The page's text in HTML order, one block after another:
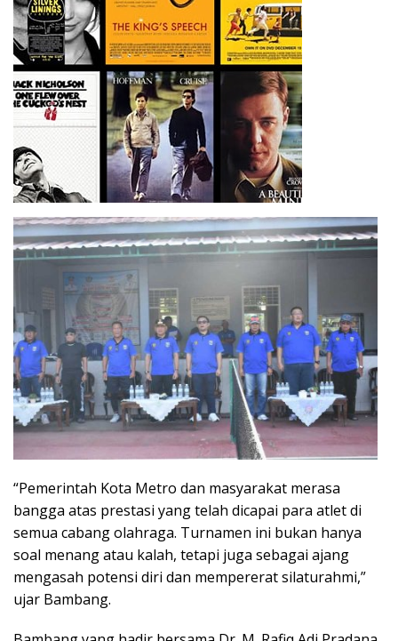
“Pemerintah Kota Metro dan masyarakat merasa
bangga atas prestasi yang telah dicapai para atlet di
semua cabang olahraga. Turnamen ini bukan hanya
soal menang atau kalah, tetapi juga sebagai ajang
mengasah potensi diri dan mempererat silaturahmi,”
ujar Bambang.